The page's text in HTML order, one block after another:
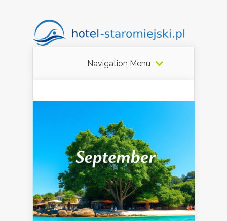
Navigation Menu